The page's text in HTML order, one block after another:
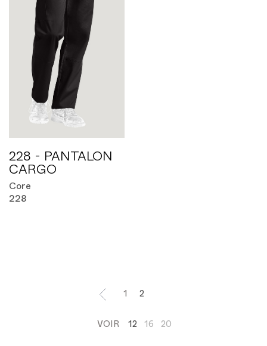
228 - PANTALON
CARGO
Core
228
2
VOIR 12 16 20